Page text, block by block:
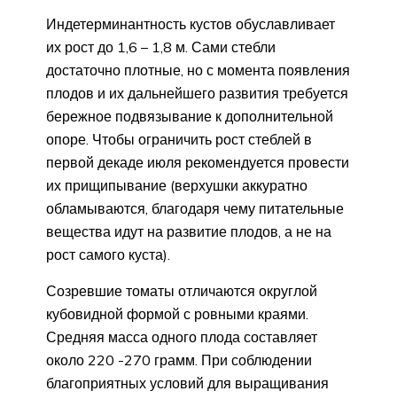
Индетерминантность кустов обуславливает
их рост до 1,6 – 1,8 м. Сами стебли
достаточно плотные, но с момента появления
плодов и их дальнейшего развития требуется
бережное подвязывание к дополнительной
опоре. Чтобы ограничить рост стеблей в
первой декаде июля рекомендуется провести
их прищипывание (верхушки аккуратно
обламываются, благодаря чему питательные
вещества идут на развитие плодов, а не на
рост самого куста).
Созревшие томаты отличаются округлой
кубовидной формой с ровными краями.
Средняя масса одного плода составляет
около 220 -270 грамм. При соблюдении
благоприятных условий для выращивания